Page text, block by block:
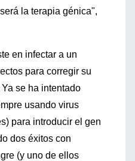
la terapia génica",
en infectar a un
para corregir su
se ha intentado
usando virus
para introducir el gen
dos éxitos con
(y uno de ellos